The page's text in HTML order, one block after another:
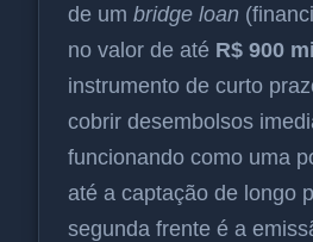
de um bridge loan
no valor de até R$ 900
instrumento de curto
cobrir desembolsos
funcionando como uma
até a captação de longo
segunda frente é a